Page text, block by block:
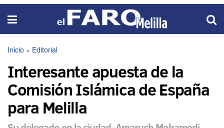
Inicio » Editorial
Interesante apuesta de la
Comisión Islámica de España
para Melilla